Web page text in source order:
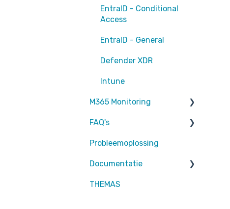
EntraID - Conditional
Access
EntraID - General
Defender XDR
Intune
M365 Monitoring
Entra ID
SharePoint
Exchange Online
rapportages
FAQ's
Partners
Attic MDR
Probleemoplossing
Documentatie
Partners
THEMAS